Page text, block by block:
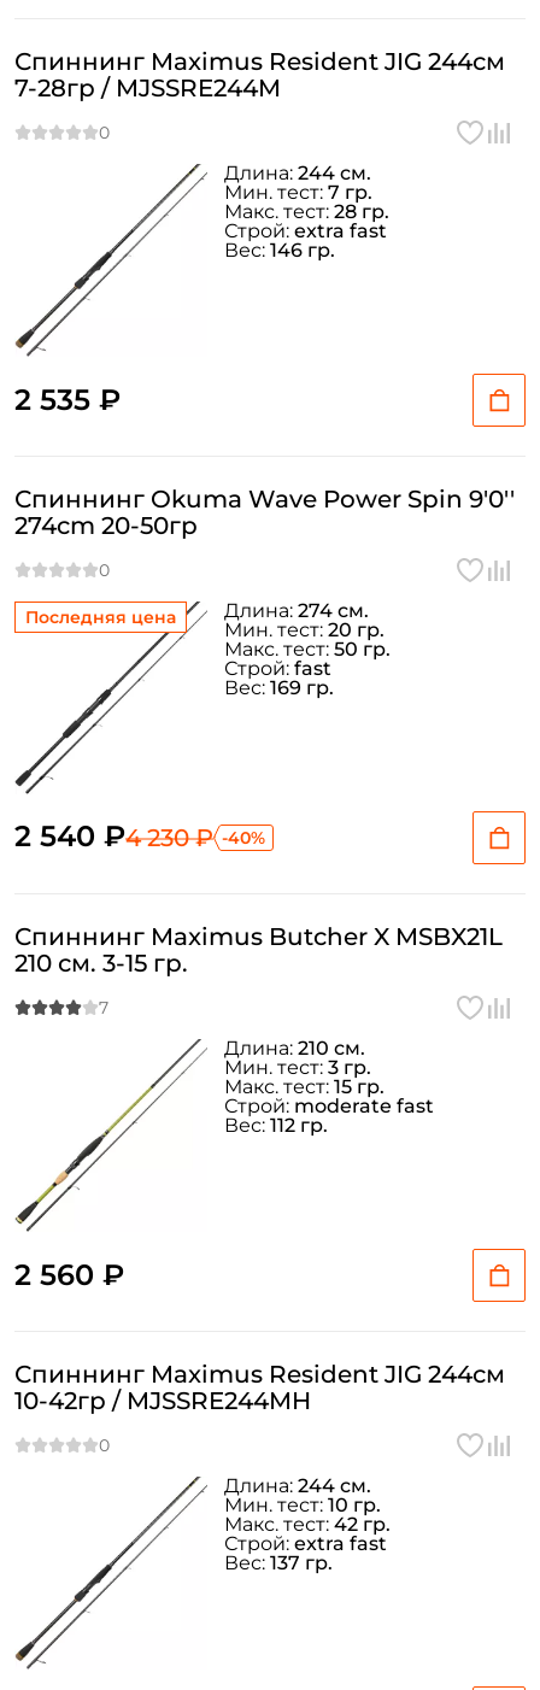
Спиннинг Maximus Resident JIG 244см
7-28гр / MJSSRE244M
2 535 ₽
Длина: 244 см.
Мин. тест: 7 гр.
Макс. тест: 28 гр.
Строй: extra fast
Вес: 146 гр.
Последняя цена
Спиннинг Okuma Wave Power Spin 9'0''
274cm 20-50гр
2 540 ₽4 230 ₽ -40%
Длина: 274 см.
Мин. тест: 20 гр.
Макс. тест: 50 гр.
Строй: fast
Вес: 169 гр.
Спиннинг Maximus Butcher X MSBX21L
210 см. 3-15 гр.
2 560 ₽
Длина: 210 см.
Мин. тест: 3 гр.
Макс. тест: 15 гр.
Строй: moderate fast
Вес: 112 гр.
Спиннинг Maximus Resident JIG 244см
10-42гр / MJSSRE244MH
Длина: 244 см.
Мин. тест: 10 гр.
Макс. тест: 42 гр.
Строй: extra fast
Вес: 137 гр.